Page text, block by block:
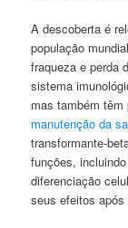
A descoberta é
população
fraqueza e perda
sistema
mas também
manutenção da
transformante-
funções,
diferenciação
seus efeitos